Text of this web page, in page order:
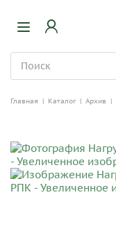
Главная | Каталог | Архив |